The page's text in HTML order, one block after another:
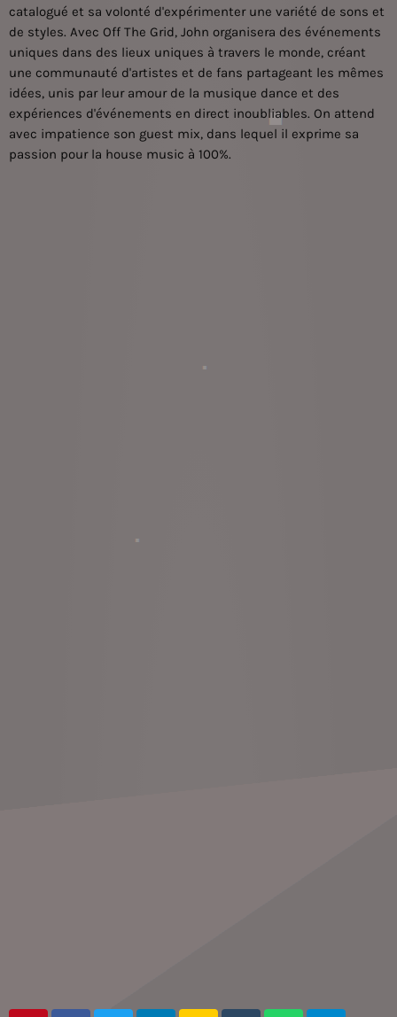
catalogué et sa volonté d'expérimenter une variété de sons et
de styles. Avec Off The Grid, John organisera des événements
uniques dans des lieux uniques à travers le monde, créant
une communauté d'artistes et de fans partageant les mêmes
idées, unis par leur amour de la musique dance et des
expériences d'événements en direct inoubliables. On attend
avec impatience son guest mix, dans lequel il exprime sa
passion pour la house music à 100%.